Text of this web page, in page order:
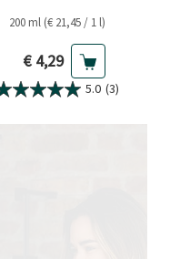
200 ml (€ 21,45 / 1 l)
Aktueller Preis
€ 4,29
5.0 (3)